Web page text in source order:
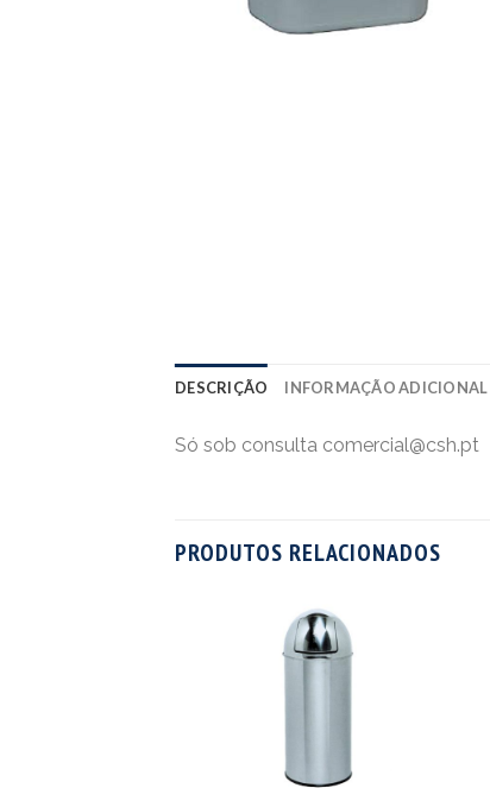
DESCRIÇÃO INFORMAÇÃO ADICIONAL
Só sob consulta comercial@csh.pt
PRODUTOS RELACIONADOS